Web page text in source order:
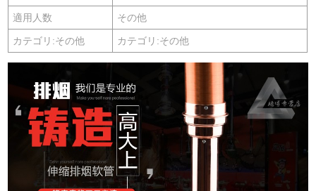
適用人数 その他
カテゴリ:その他 カテゴリ:その他